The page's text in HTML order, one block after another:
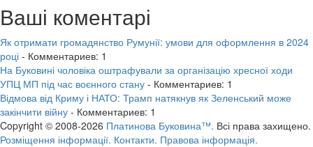
Ваші коментарі
Як отримати громадянство Румунії: умови для оформлення в 2024
році - Комментариев: 1
На Буковині чоловіка оштрафували за організацію хресної ходи
УПЦ МП під час воєнного стану - Комментариев: 1
Відмова від Криму і НАТО: Трамп натякнув як Зеленський може
закінчити війну - Комментариев: 1
Copyright © 2008-2026 Платинова Буковина™. Всі права захищено.
Розміщення інформації. Контакти. Правова інформація.